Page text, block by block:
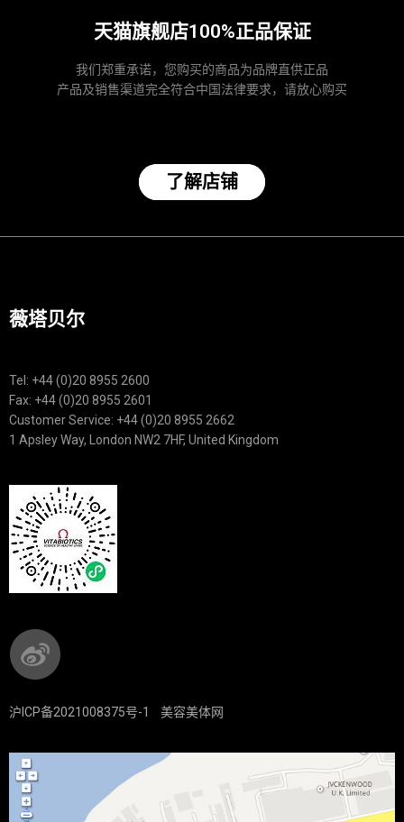
天猫旗舰店100%正品保证
我们郑重承诺，您购买的商品为品牌直供正品
产品及销售渠道完全符合中国法律要求，请放心购买
了解店铺
薇塔贝尔
Tel: +44 (0)20 8955 2600
Fax: +44 (0)20 8955 2601
Customer Service: +44 (0)20 8955 2662
1 Apsley Way, London NW2 7HF, United Kingdom
沪ICP备2021008375号-1 美容美体网